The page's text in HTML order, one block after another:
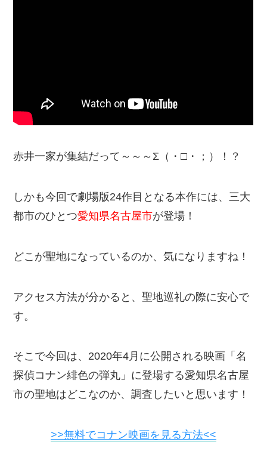
赤井一家が集結だって～～～Σ（・□・；）！？
しかも今回で劇場版24作目となる本作には、三大
都市のひとつ愛知県名古屋市が登場！
どこが聖地になっているのか、気になりますね！
アクセス方法が分かると、聖地巡礼の際に安心で
す。
そこで今回は、2020年4月に公開される映画「名
探偵コナン緋色の弾丸」に登場する愛知県名古屋
市の聖地はどこなのか、調査したいと思います！
>>無料でコナン映画を見る方法<<